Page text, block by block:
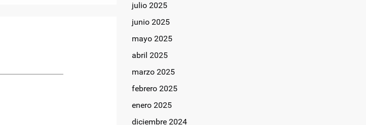
julio 2025
junio 2025
mayo 2025
abril 2025
marzo 2025
febrero 2025
enero 2025
diciembre 2024